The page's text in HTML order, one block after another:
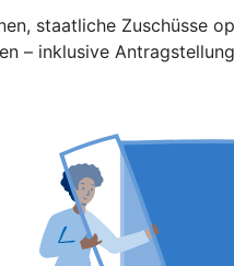
staatliche Zuschüsse
– inklusive